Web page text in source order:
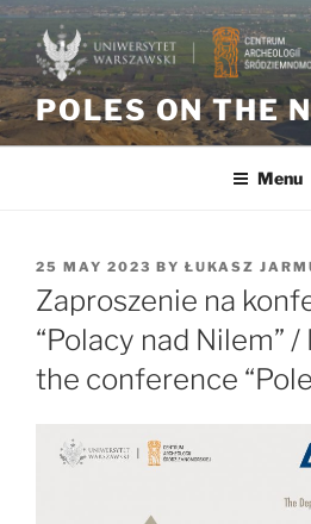
Skip
to
content
POLES ON THE
Menu
POSTED
ON
25 MAY 2023 BY ŁUKASZ
Zaproszenie na
“Polacy nad Nilem”
the conference